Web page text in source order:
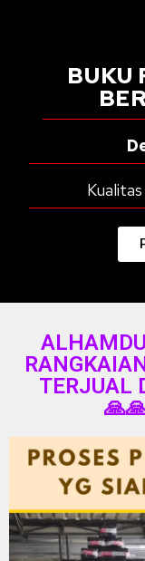
BUKU
Kualitas
TERJUAL